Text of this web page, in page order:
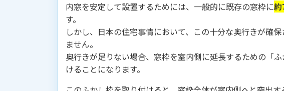
内窓を安定して設置するためには、一般的に既存の窓枠に
す。
しかし、日本の住宅事情において、この十分な奥行きが確
ません。
奥行きが足りない場合、窓枠を室内側に延長するための「
けることになります。